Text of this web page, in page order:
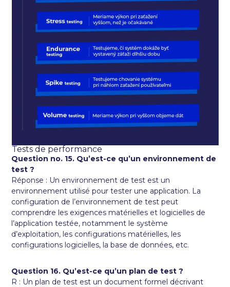
Tests de performance
Question no. 15. Qu’est-ce qu’un environnement de
test ?
Réponse : Un environnement de test est un
environnement utilisé pour tester une application. La
configuration de l’environnement de test peut
comprendre les exigences matérielles et logicielles de
l’application testée, notamment le système
d’exploitation, les configurations matérielles, les
configurations logicielles, la base de données, etc.
Question 16. Qu’est-ce qu’un plan de test ?
R : Un plan de test est un document formel décrivant